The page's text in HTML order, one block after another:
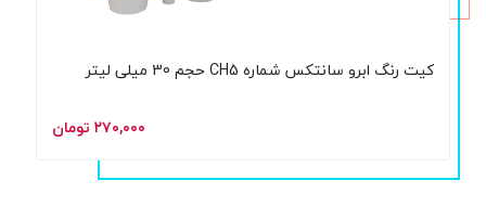
کیت رنگ ابرو سانتکس شماره CH5 حجم 30 میلی لیتر
۲۷۰,۰۰۰ تومان